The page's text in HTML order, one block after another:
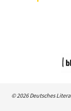
© 2026 Deutsches